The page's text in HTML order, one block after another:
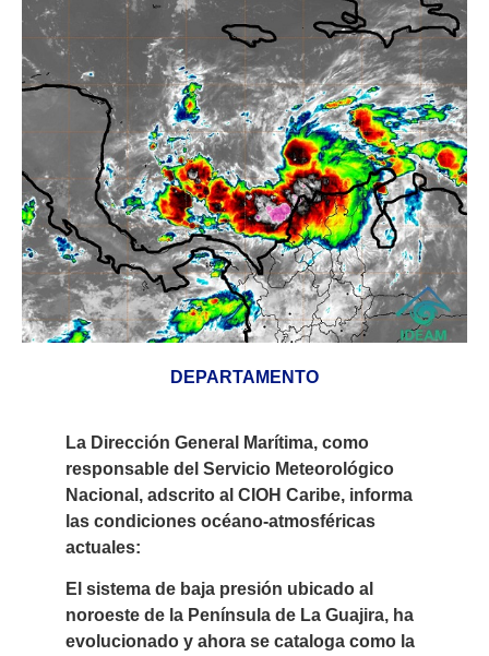
DEPARTAMENTO
La Dirección General Marítima, como
responsable del Servicio Meteorológico
Nacional, adscrito al CIOH Caribe, informa
las condiciones océano-atmosféricas
actuales:
El sistema de baja presión ubicado al
noroeste de la Península de La Guajira, ha
evolucionado y ahora se cataloga como la